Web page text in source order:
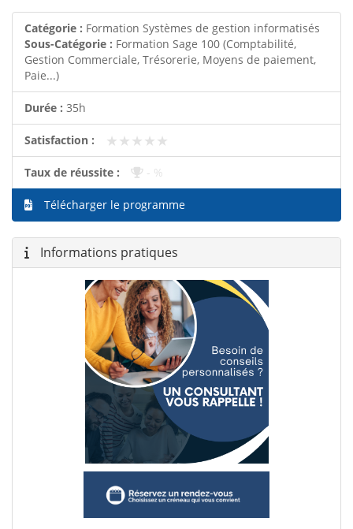
Catégorie : Formation Systèmes de gestion informatisés
Sous-Catégorie : Formation Sage 100 (Comptabilité,
Gestion Commerciale, Trésorerie, Moyens de paiement,
Paie...)
Durée : 35h
Satisfaction : ★★★★★
★★★★★
Taux de réussite : - %
Télécharger le programme
Informations pratiques